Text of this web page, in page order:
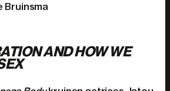
Bruinsma
AND HOW WE